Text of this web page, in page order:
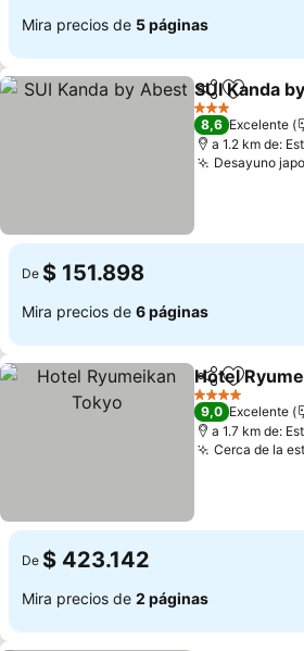
Mira precios de 5 páginas
Compartir
Agregar
SUI Kanda
3 Estrellas
8,6 Excelente
a 1.2 km de:
Desayuno
De $ 151.898
Mira precios de 6 páginas
Compartir
Hotel
4 Estrellas
9,0 Excelente
a 1.7 km de:
Cerca de la
De $ 423.142
Mira precios de 2 páginas